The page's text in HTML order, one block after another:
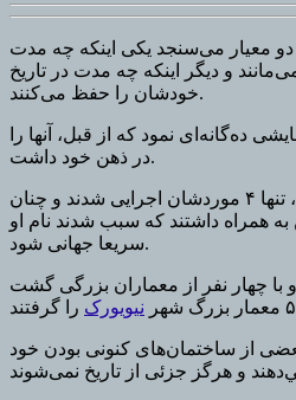
دو معيار می‌سنجد يكی اينكه چه مدت
و ديگر اينكه چه مدت در تاريخ
خودشان را حفظ می‌كنند.
ده‌گانه‌ای نمود که از قبل، آنها را
در ذهن خود داشت.
از میان این طرح‌های جالب، تنها ۴ موردشان اجرایی شدند و چنان
به همراه داشتند که سبب شدند نام او
سریعا جهانی شود.
با چهار نفر از معماران بزرگی گشت
نیویورک
از ساختمان‌های كنونی بودن خود